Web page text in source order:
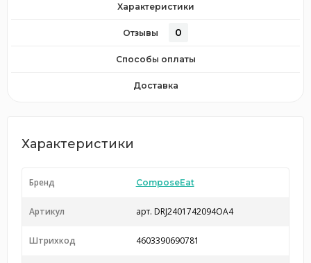
Характеристики
Отзывы 0
Способы оплаты
Доставка
Характеристики
Бренд ComposeEat
Артикул арт. DRJ2401742094OA4
Штрихкод 4603390690781